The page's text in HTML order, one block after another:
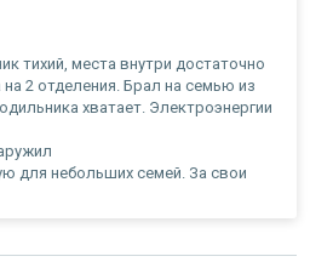
тихий, места внутри достаточно
2 отделения. Брал на семью из
хватает. Электроэнергии
для небольших семей. За свои